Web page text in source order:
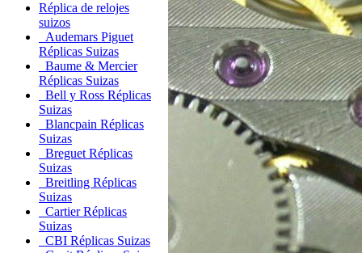
Réplica de relojes
suizos
Audemars Piguet
Réplicas Suizas
Baume & Mercier
Réplicas Suizas
Bell y Ross Réplicas
Suizas
Blancpain Réplicas
Suizas
Breguet Réplicas
Suizas
Breitling Réplicas
Suizas
Cartier Réplicas
Suizas
CBI Réplicas Suizas